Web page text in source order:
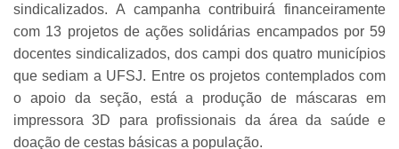
sindicalizados. A campanha contribuirá financeiramente
com 13 projetos de ações solidárias encampados por 59
docentes sindicalizados, dos campi dos quatro municípios
que sediam a UFSJ. Entre os projetos contemplados com
o apoio da seção, está a produção de máscaras em
impressora 3D para profissionais da área da saúde e
doação de cestas básicas a população.